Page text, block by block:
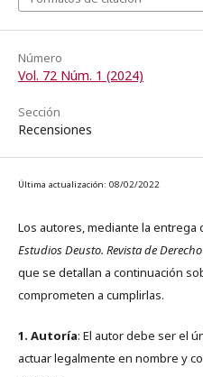
Número
Vol. 72 Núm. 1 (2024)
Sección
Recensiones
Última actualización: 08/02/2022
Los autores, mediante la entrega
Estudios Deusto. Revista de
que se detallan a continuación
comprometen a cumplirlas.
1. Autoría: El autor debe ser el
actuar legalmente en nombre y